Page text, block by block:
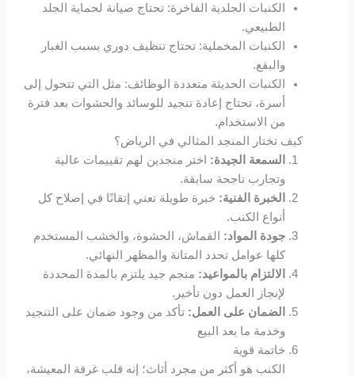
holiganbet
turboslot
betpark
jojobet giriş
holiganbet
grandpashabet
holiganbet giriş
jojobet
holiganbet
الكنبات الجلدية الفاخرة: تحتاج صيانة لحماية الجلد
الطبيعي.
الكنبات المخملية: تحتاج تنظيف دوري بسبب الغبار
والبقع.
الكنبات الحديثة متعددة الوظائف: مثل التي تتحول إلى
أسرة، تحتاج إعادة تنجيد للوسائد والحشوات بعد فترة
من الاستخدام.
كيف تختار المنجد المثالي في الرياض؟
السمعة الجيدة: اختر منجدين لهم تقييمات عالية
وتجارب ناجحة سابقة.
الخبرة الفنية: خبرة طويلة تعني إتقانًا في إصلاح كل
أنواع الكنب.
جودة المواد: القماش، الحشوة، والخشب المستخدم
كلها عوامل تحدد المتانة والمظهر النهائي.
الالتزام بالمواعيد: منجم جيد يلتزم بالمدة المحددة
لإنجاز العمل دون تأخير.
الضمان على العمل: تأكد من وجود ضمان على التنجيد
وخدمة ما بعد البيع
خاتمة قوية
الكنب هو أكثر من مجرد أثاث؛ إنه قلب غرفة المعيشة،